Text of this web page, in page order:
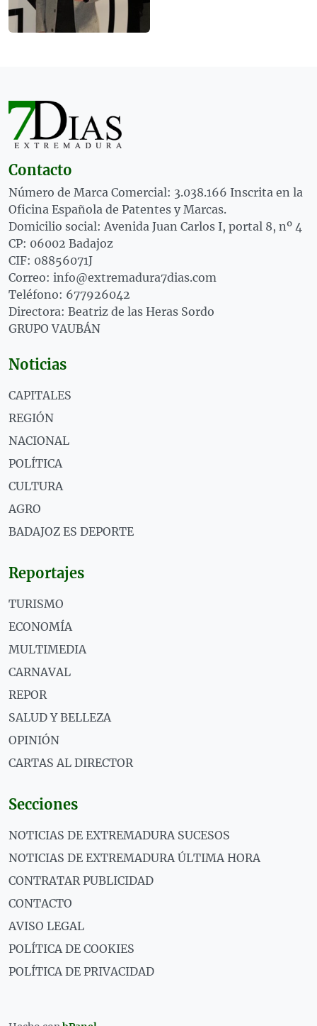
Contacto
Número de Marca Comercial: 3.038.166 Inscrita en la
Oficina Española de Patentes y Marcas.
Domicilio social: Avenida Juan Carlos I, portal 8, nº 4
CP: 06002 Badajoz
CIF: 08856071J
Correo: info@extremadura7dias.com
Teléfono: 677926042
Directora: Beatriz de las Heras Sordo
GRUPO VAUBÁN
Noticias
CAPITALES
REGIÓN
NACIONAL
POLÍTICA
CULTURA
AGRO
BADAJOZ ES DEPORTE
Reportajes
TURISMO
ECONOMÍA
MULTIMEDIA
CARNAVAL
REPOR
SALUD Y BELLEZA
OPINIÓN
CARTAS AL DIRECTOR
Secciones
NOTICIAS DE EXTREMADURA SUCESOS
NOTICIAS DE EXTREMADURA ÚLTIMA HORA
CONTRATAR PUBLICIDAD
CONTACTO
AVISO LEGAL
POLÍTICA DE COOKIES
POLÍTICA DE PRIVACIDAD